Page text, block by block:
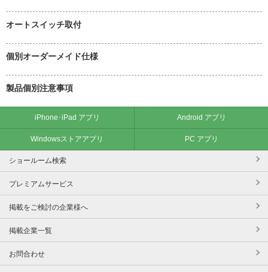
オートスイッチ取付
個別オーダーメイド仕様
製品個別注意事項
iPhone･iPad アプリ Android アプリ
Windowsストアアプリ PC アプリ
ショールーム検索
プレミアムサービス
掲載をご検討の企業様へ
掲載企業一覧
お問合わせ